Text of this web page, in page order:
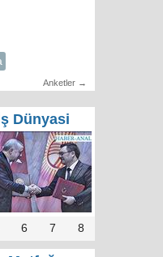
Anketler →
Dünyasi
6 7 8